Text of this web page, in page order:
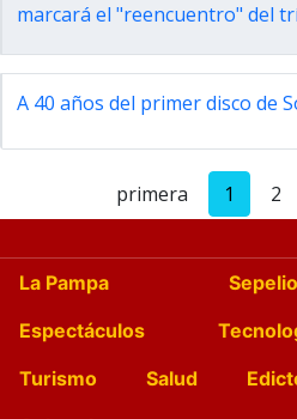
marcará el "reencuentro" del
A 40 años del primer disco de
primera 1 2
La Pampa
Espectáculos
Turismo
Salud